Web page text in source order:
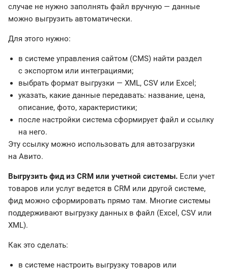
случае не нужно заполнять файл вручную — данные
можно выгрузить автоматически.
Для этого нужно:
в системе управления сайтом (CMS) найти раздел
с экспортом или интеграциями;
выбрать формат выгрузки — XML, CSV или Excel;
указать, какие данные передавать: название, цена,
описание, фото, характеристики;
после настройки система сформирует файл и ссылку
на него.
Эту ссылку можно использовать для автозагрузки
на Авито.
Выгрузить фид из CRM или учетной системы. Если учет
товаров или услуг ведется в CRM или другой системе,
фид можно сформировать прямо там. Многие системы
поддерживают выгрузку данных в файл (Excel, CSV или
XML).
Как это сделать:
в системе настроить выгрузку товаров или